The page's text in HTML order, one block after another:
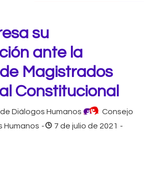
su
ante la
Magistrados
Constitucional
Diálogos Humanos
Consejo
Humanos - 7 de julio de 2021 -